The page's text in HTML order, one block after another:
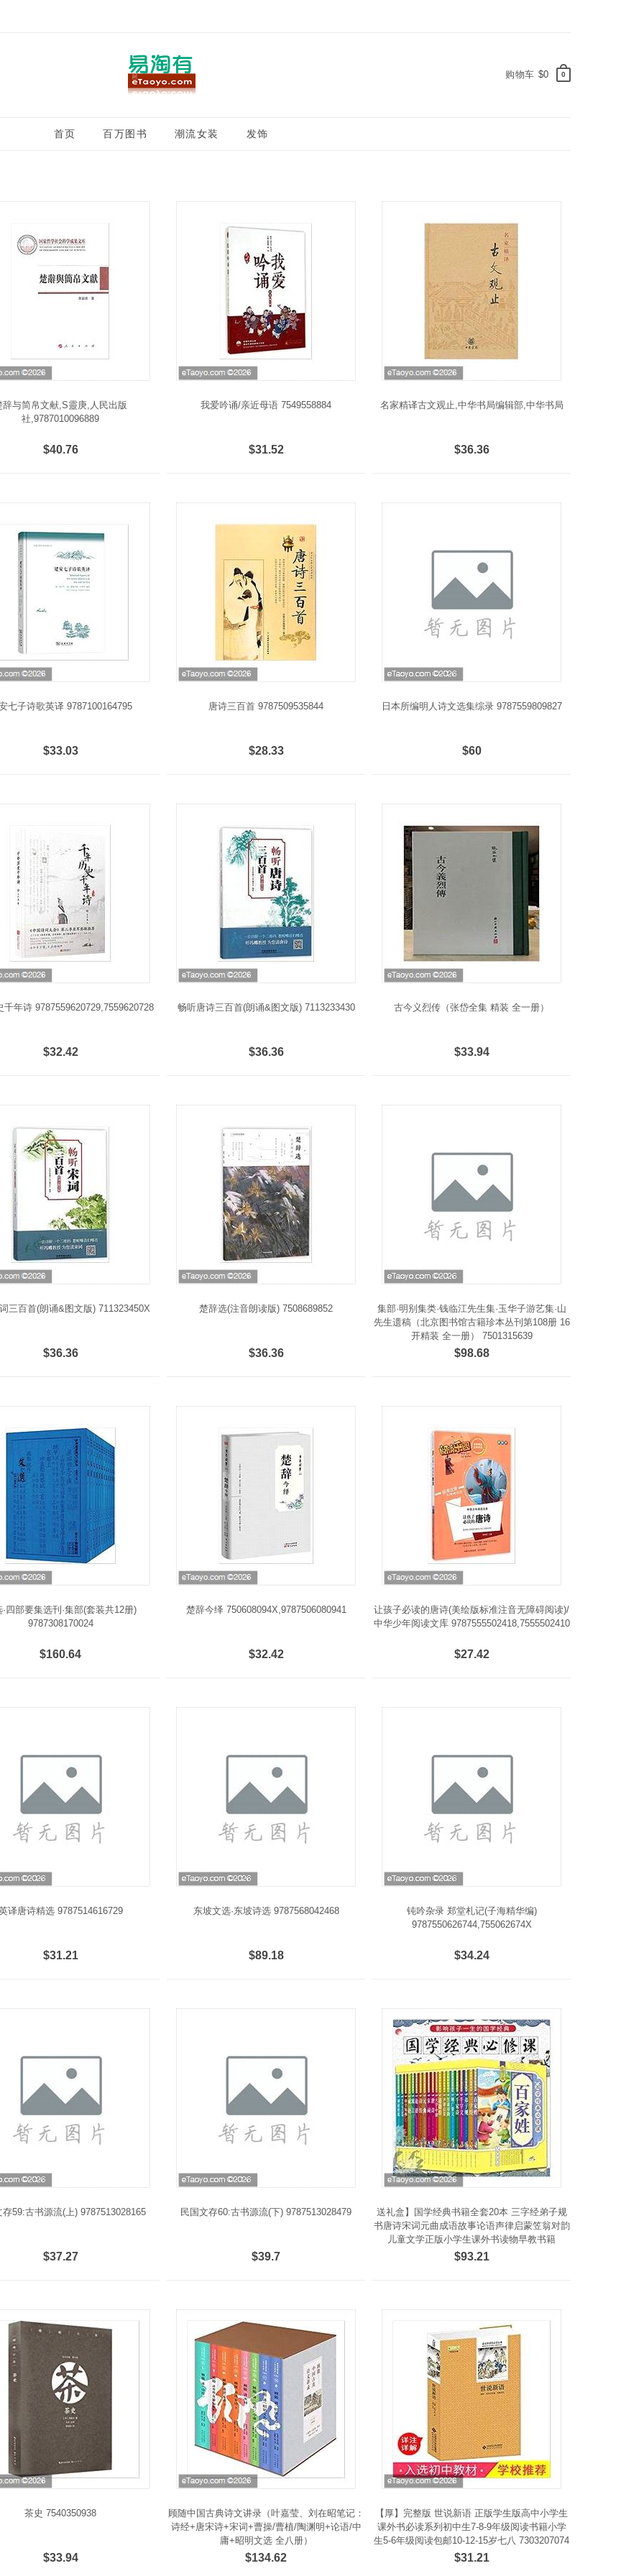
0
购物车 $0
首页 百万图书 潮流女装 发饰
辞与简帛文献,S靈庚,人民出版
社,9787010096889
$40.76
我爱吟诵/亲近母语 7549558884
$31.52
名家精译古文观止,中华书局编辑部,中华书局
$36.36
七子诗歌英译 9787100164795
$33.03
唐诗三百首 9787509535844
$28.33
日本所编明人诗文选集综录 9787559809827
$60
千年诗 9787559620729,7559620728
$32.42
畅听唐诗三百首(朗诵&图文版) 7113233430
$36.36
古今义烈传（张岱全集 精装 全一册）
$33.94
三百首(朗诵&图文版) 711323450X
$36.36
楚辞选(注音朗读版) 7508689852
$36.36
集部·明别集类·钱临江先生集·玉华子游艺集·山
先生遗稿（北京图书馆古籍珍本丛刊第108册 16
开精装 全一册） 7501315639
$98.68
·四部要集选刊·集部(套装共12册)
9787308170024
$160.64
楚辞今绎 750608094X,9787506080941
$32.42
让孩子必读的唐诗(美绘版标准注音无障碍阅读)/
中华少年阅读文库 9787555502418,7555502410
$27.42
译唐诗精选 9787514616729
$31.21
东坡文选·东坡诗选 9787568042468
$89.18
钝吟杂录 郑堂札记(子海精华编)
9787550626744,755062674X
$34.24
存59:古书源流(上) 9787513028165
$37.27
民国文存60:古书源流(下) 9787513028479
$39.7
送礼盒】国学经典书籍全套20本 三字经弟子规
书唐诗宋词元曲成语故事论语声律启蒙笠翁对韵
儿童文学正版小学生课外书读物早教书籍
$93.21
茶史 7540350938
$33.94
顾随中国古典诗文讲录（叶嘉莹、刘在昭笔记：
诗经+唐宋诗+宋词+曹操/曹植/陶渊明+论语/中
庸+昭明文选 全八册）
$134.62
【厚】完整版 世说新语 正版学生版高中小学生
课外书必读系列初中生7-8-9年级阅读书籍小学
生5-6年级阅读包邮10-12-15岁七八 7303207074
$31.21